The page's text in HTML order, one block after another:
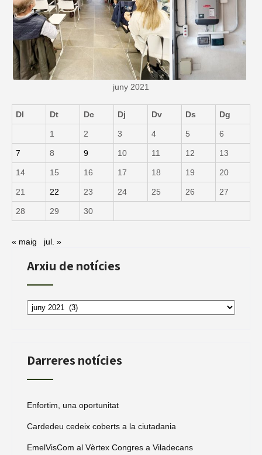
juny 2021
Dl Dt Dc Dj Dv Ds Dg
1 2 3 4 5 6
7 8 9 10 11 12 13
14 15 16 17 18 19 20
21 22 23 24 25 26 27
28 29 30
« maig jul. »
Arxiu de notícies
Arxiu
de
Darreres notícies
Enfortim, una oportunitat
Cardedeu cedeix coberts a la ciutadania
EmelVisCom al Vèrtex Congres a Viladecans